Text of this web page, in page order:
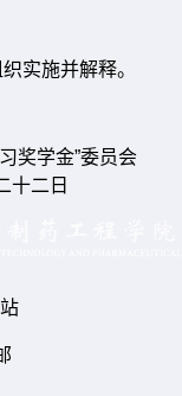
实施并解释。
学金”委员会
日